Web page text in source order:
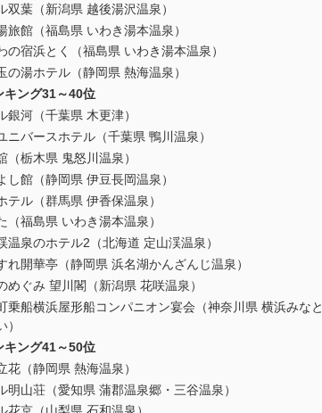
双葉（新潟県 越後湯沢温泉）
旅館（福島県 いわき湯本温泉）
の宿浜とく（福島県 いわき湯本温泉）
の湯ホテル（静岡県 熱海温泉）
キング31～40位
銀河（千葉県 木更津）
ニバースホテル（千葉県 鴨川温泉）
（栃木県 鬼怒川温泉）
し館（静岡県 伊豆長岡温泉）
テル（群馬県 伊香保温泉）
（福島県 いわき湯本温泉）
温泉のホテル2（北海道 定山渓温泉）
れ開華亭（静岡県 浜名湖かんざんじ温泉）
めぐみ 望川閣（新潟県 花咲温泉）
乗船横浜屋形船コンパニオン宴会（神奈川県 横浜みなと
）
キング41～50位
花（静岡県 熱海温泉）
明山荘（愛知県 蒲郡温泉郷・三谷温泉）